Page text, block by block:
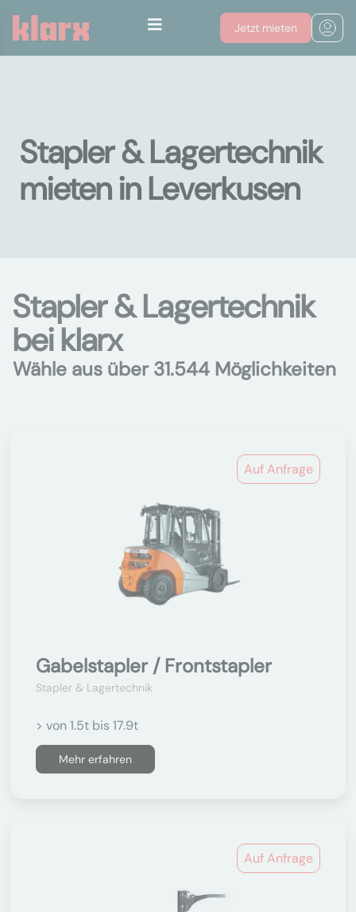
Jetzt mieten
Stapler & Lagertechnik
mieten in Leverkusen
Stapler & Lagertechnik
bei klarx
Wähle aus über 31.544 Möglichkeiten
Auf Anfrage
Gabelstapler / Frontstapler
Stapler & Lagertechnik
> von 1.5t bis 17.9t
Mehr erfahren
Auf Anfrage